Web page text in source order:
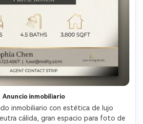
Anuncio inmobiliario
inmobiliario con estética de lujo
cálida, gran espacio para foto de